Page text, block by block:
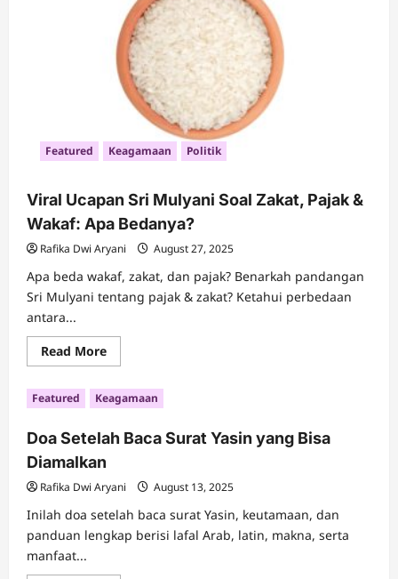
Lengkap
dan
Hikmahnya
Featured Keagamaan Politik
Viral Ucapan Sri Mulyani Soal Zakat, Pajak &
Wakaf: Apa Bedanya?
Rafika Dwi Aryani August 27, 2025
Apa beda wakaf, zakat, dan pajak? Benarkah pandangan
Sri Mulyani tentang pajak & zakat? Ketahui perbedaan
antara...
Read MoreRead
more
Viral
Ucapan
Sri
Soal
Zakat,
Wakaf:
Bedanya?
Featured Keagamaan
Doa Setelah Baca Surat Yasin yang Bisa
Diamalkan
Rafika Dwi Aryani August 13, 2025
Inilah doa setelah baca surat Yasin, keutamaan, dan
panduan lengkap berisi lafal Arab, latin, makna, serta
manfaat...